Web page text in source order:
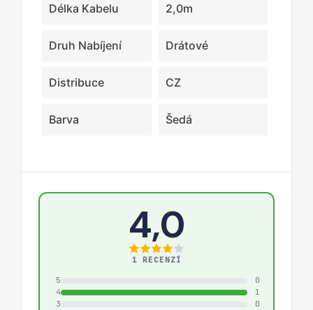
Délka Kabelu 2,0m
Druh Nabíjení Drátové
Distribuce CZ
Barva Šedá
4,0
1 RECENZÍ
5
0
4
1
3
0